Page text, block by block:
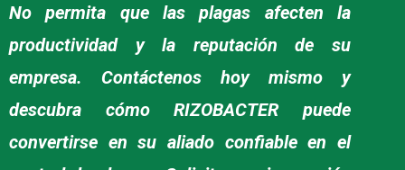
No permita que las plagas afecten la
productividad y la reputación de su
empresa. Contáctenos hoy mismo y
descubra cómo RIZOBACTER puede
convertirse en su aliado confiable en el